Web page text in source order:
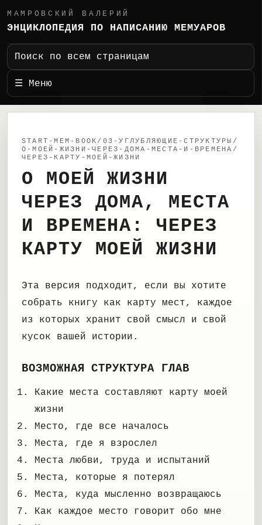
МАМРОВСКИЙ ВАЛЕРИЙ
ЭНЦИКЛОПЕДИЯ ПО НАПИСАНИЮ МЕМУАРОВ
Поиск по всем страницам
☰ Меню
START-MEM-BOOK/03-УГЛУБЛЯЮЩИЕ-СТРУКТУРЫ/
О-МОЕЙ-ЖИЗНИ-ЧЕРЕЗ-ДОМА-МЕСТА-И-ВРЕМЕНА/
ЧЕРЕЗ-КАРТУ-МОЕЙ-ЖИЗНИ
О МОЕЙ ЖИЗНИ
ЧЕРЕЗ ДОМА, МЕСТА
И ВРЕМЕНА: ЧЕРЕЗ
КАРТУ МОЕЙ ЖИЗНИ
Эта версия подходит, если вы хотите
собрать книгу как карту мест, каждое
из которых хранит свой смысл и свой
кусок вашей истории.
ВОЗМОЖНАЯ СТРУКТУРА ГЛАВ
Какие места составляют карту моей
жизни
Место, где все началось
Места, где я взрослел
Места любви, труда и испытаний
Места, которые я потерял
Места, куда мысленно возвращаюсь
Как каждое место говорит обо мне